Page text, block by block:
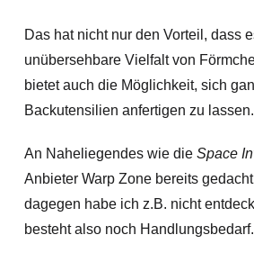
Das hat nicht nur den Vorteil, dass
unübersehbare Vielfalt von
bietet auch die Möglichkeit, sich
Backutensilien anfertigen zu lassen.
An Naheliegendes wie dieSpace
Anbieter Warp Zone bereits
dagegen habe ich z.B. nicht
besteht also noch Handlungsbedarf.